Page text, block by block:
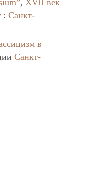
,XVII век
:Санкт-
в
Санкт-